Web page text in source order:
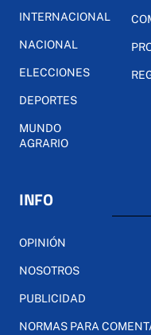
INTERNACIONAL
NACIONAL
ELECCIONES
DEPORTES
MUNDO
AGRARIO
INFO
OPINIÓN
NOSOTROS
PUBLICIDAD
NORMAS PARA